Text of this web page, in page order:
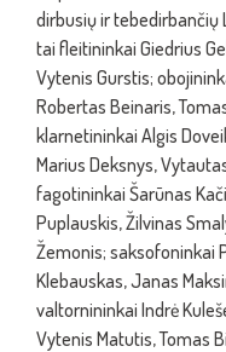
dirbusių ir tebedirbančių
tai fleitininkai Giedrius
Vytenis Gurstis;
Robertas Beinaris,
klarnetininkai Algis
Marius Deksnys,
fagotininkai Šarūnas
Puplauskis, Žilvinas
Žemonis; saksofoninkai
Klebauskas, Janas
valtornininkai Indrė
Vytenis Matutis, Tomas